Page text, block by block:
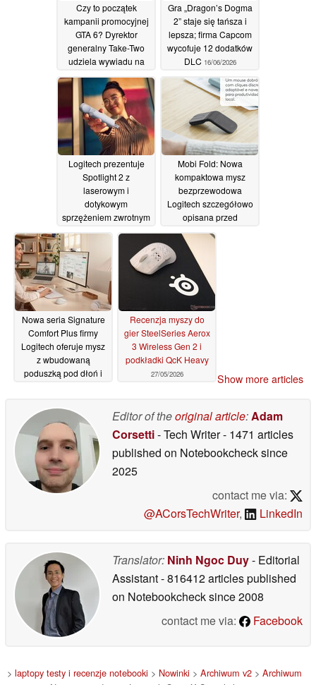
Czy to początek
kampanii promocyjnej
GTA 6? Dyrektor
generalny Take-Two
udziela wywiadu na
16/06/2026
Gra „Dragon’s Dogma
2” staje się tańsza i
lepsza; firma Capcom
wycofuje 12 dodatków
DLC 16/06/2026
Logitech prezentuje
Spotlight 2 z
laserowym i
dotykowym
sprzężeniem zwrotnym
11/06/2026
Mobi Fold: Nowa
kompaktowa mysz
bezprzewodowa
Logitech szczegółowo
opisana przed
premierą w czerwcu
2026 r
Nowa seria Signature
Comfort Plus firmy
Logitech oferuje mysz
z wbudowaną
poduszką pod dłoń i
nadgarstki z podwójnej
pianki 29/05/2026
Recenzja myszy do
gier SteelSeries Aerox
3 Wireless Gen 2 i
podkładki QcK Heavy
27/05/2026 Show more articles
Editor of theoriginal article: Adam
Corsetti- Tech Writer- 1471 articles
published on Notebookchecksince
2025
contact me via:
@ACorsTechWriter, LinkedIn
Translator: Ninh Ngoc Duy- Editorial
Assistant- 816412 articles published
on Notebookchecksince 2008
contact me via:
Facebook
> laptopy testy i recenzje notebooki > Nowinki > Archiwum v2 > Archiwum